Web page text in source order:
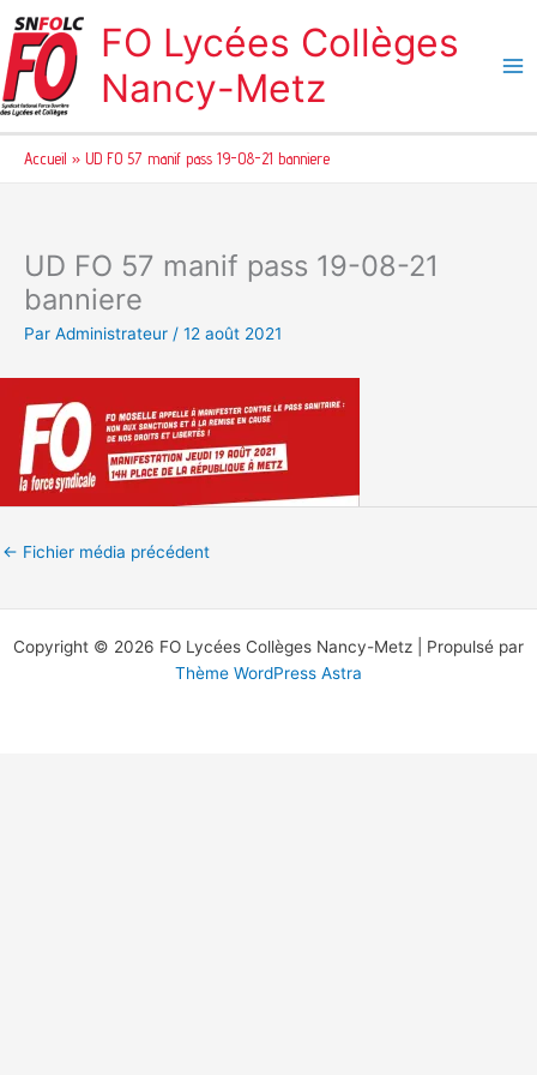
au
contenu
FO Lycées Collèges
Nancy-Metz
Accueil UD FO 57 manif pass 19-08-21 banniere
UD FO 57 manif pass 19-08-21
banniere
Par Administrateur / 12 août 2021
← Fichier média précédent
Copyright © 2026 FO Lycées Collèges Nancy-Metz | Propulsé par
Thème WordPress Astra